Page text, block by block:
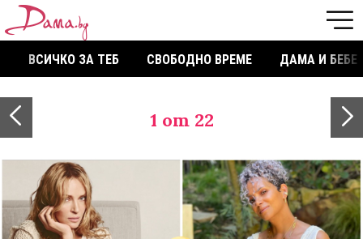
ВСИЧКО ЗА ТЕБ СВОБОДНО ВРЕМЕ ДАМА И БЕБЕ
1 от 22